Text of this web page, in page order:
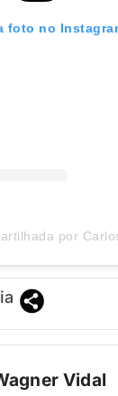
foto no
Vidal